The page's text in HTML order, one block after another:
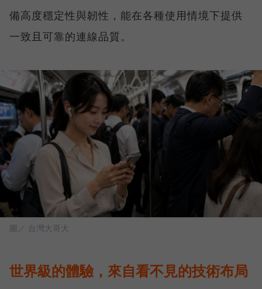
備高度穩定性與韌性，能在各種使用情境下提供
一致且可靠的連線品質。
圖／ 台灣大哥大
世界級的體驗，來自看不見的技術布局